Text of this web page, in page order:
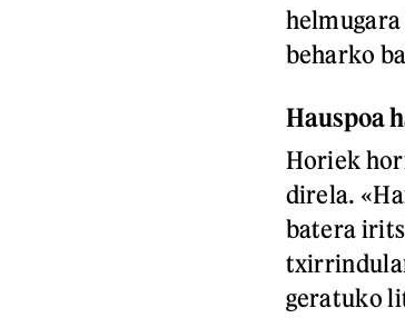
beharko
Hauspoa
Horiek
direla.
batera
geratuko